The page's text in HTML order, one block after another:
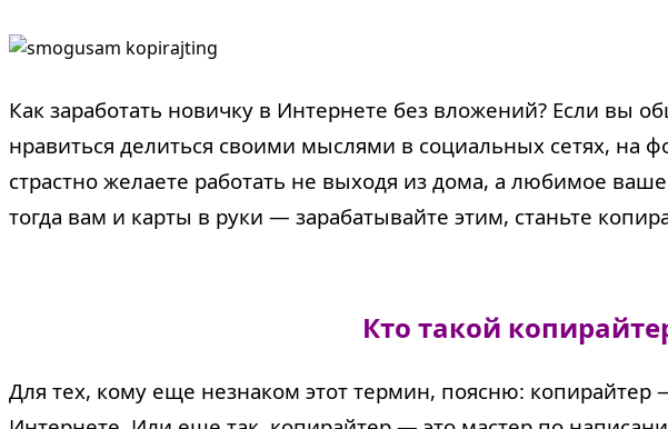
Как заработать новичку в Интернете без вложений? Если вы
нравиться делиться своими мыслями в социальных сетях, на
страстно желаете работать не выходя из дома, а любимое
тогда вам и карты в руки — зарабатывайте этим, станьте
Кто такой
Для тех, кому еще незнаком этот термин, поясню: копирайтер